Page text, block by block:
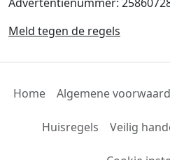
Meld tegen de regels
Home Algemene
Huisregels Veilig